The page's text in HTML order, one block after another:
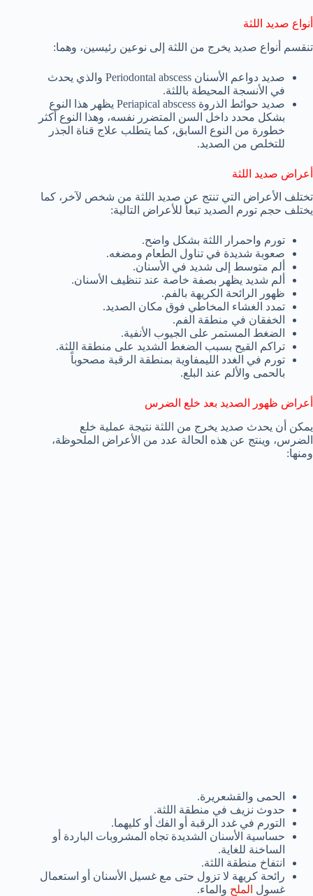
أنواع صديد اللثة
تنقسم أنواع صديد يخرج من اللثة إلى نوعين رئيسين، وهما:
صديد دواعم الأسنان Periodontal abscess والذي يحدث
في الأنسجة المحيطة باللثة.
صديد حوائط الذروة Periapical abscess يظهر هذا النوع
بشكل محدد داخل السن المتضرر نفسه، وهذا النوع أكثر
خطورة من النوع السابق، كما يتطلب علاج قناة الجذر
للتخلص من الصديد.
أعراض صديد اللثة
تختلف الأعراض التي تنتج عن صديد اللثة من شخص لآخر، كما
يختلف حجم تورم الصديد تبعاً للأعراض التالية:
تورم واحمرار اللثة بشكل واضح.
صعوبة شديدة في تناول الطعام ومضغه.
ألم متوسط إلى شديد في الأسنان.
ألم شديد يظهر بصفة خاصة عند تنظيف الأسنان.
ظهور الرائحة الكريهة بالفم.
تمدد الغشاء المخاطي فوق مكان الصديد.
الخفقان في منطقة الفم.
الضغط المستمر على الجيوب الأنفية.
تراكم القيح بسبب الضغط الشديد على منطقة اللثة.
تورم في الغدد الليمفاوية بمنطقة الرقبة مصحوباً
بالحمى والألم عند البلع.
أعراض ظهور الصديد بعد خلع الضرس
يمكن أن يحدث صديد يخرج من اللثة نتيجة عملية خلع
الضرس، وينتج عن هذه الحالة عدد من الأعراض الملحوظة،
ومنها:
الحمى والقشعريرة.
حدوث نزيف في منطقة اللثة.
التورم في غدد الرقبة أو الفك أو كليهما.
حساسية الأسنان الشديدة تجاه المشروبات الباردة أو
الساخنة للغاية.
انتفاخ منطقة اللثة.
رائحة كريهة لا تزول حتى مع غسيل الأسنان أو استعمال
غسول الملح والماء.